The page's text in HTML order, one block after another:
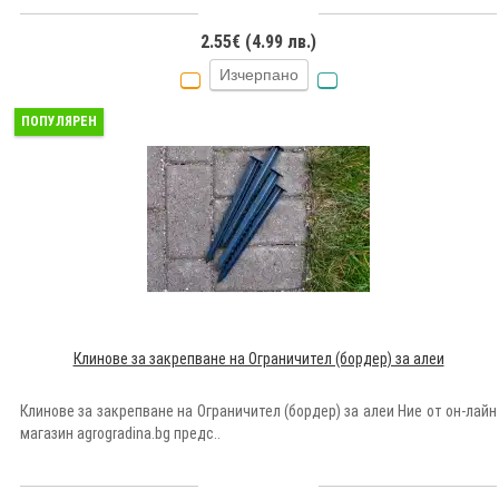
2.55€ (4.99 лв.)
Изчерпано
ПОПУЛЯРЕН
Клинове за закрепване на Ограничител (бордер) за алеи
Клинове за закрепване на Ограничител (бордер) за алеи Ние от он-лайн
магазин agrogradina.bg предс..